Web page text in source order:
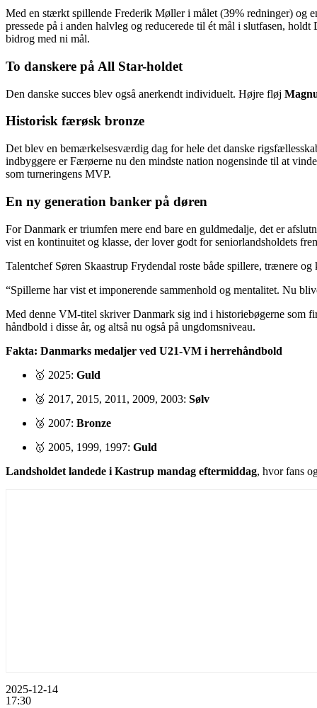
Med en stærkt spillende Frederik Møller i målet (39% redninger) og
pressede på i anden halvleg og reducerede til ét mål i slutfasen,
bidrog med ni mål.
To danskere på All Star-holdet
Den danske succes blev også anerkendt individuelt. Højre fløj
Historisk færøsk bronze
Det blev en bemærkelsesværdig dag for hele det danske
indbyggere er Færøerne nu den mindste nation nogensinde til at
som turneringens MVP.
En ny generation banker på døren
For Danmark er triumfen mere end bare en guldmedalje, det er
vist en kontinuitet og klasse, der lover godt for seniorlandsholdets
Talentchef Søren Skaastrup Frydendal roste både spillere, trænere og
“Spillerne har vist et imponerende sammenhold og mentalitet. Nu
Med denne VM-titel skriver Danmark sig ind i historiebøgerne som
håndbold i disse år, og altså nu også på ungdomsniveau.
Fakta: Danmarks medaljer ved U21-VM i herrehåndbold
🥇 2025: Guld
🥈 2017, 2015, 2011, 2009, 2003: Sølv
🥉 2007: Bronze
🥇 2005, 1999, 1997: Guld
Landsholdet landede i Kastrup mandag eftermiddag, hvor fans
2025-12-14
17:30